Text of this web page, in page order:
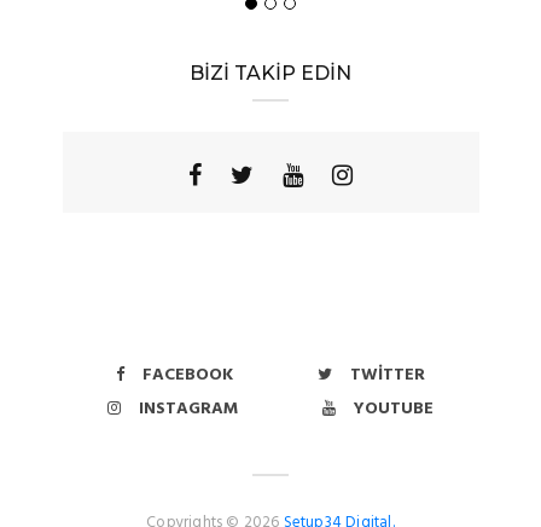
BİZİ TAKİP EDİN
FACEBOOK
TWITTER
INSTAGRAM
YOUTUBE